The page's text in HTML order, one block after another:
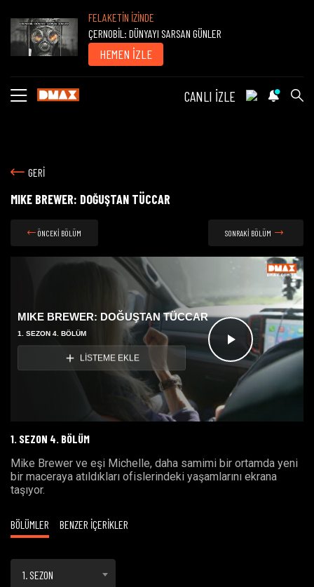
FELAKETİN İZİNDE
ÇERNOBİL: DÜNYAYI SARSAN GÜNLER
HEMEN İZLE
CANLI İZLE
GERİ
MIKE BREWER: DOĞUŞTAN TÜCCAR
ÖNCEKİ BÖLÜM SONRAKİ BÖLÜM
Videoyu
Oynat
MIKE BREWER: DOĞUŞTAN TÜCCAR
1. SEZON 4. BÖLÜM
LİSTEME EKLE
1. SEZON 4. BÖLÜM
Mike Brewer ve eşi Michelle, daha samimi bir ortamda yeni
bir maceraya atıldıkları ofislerindeki yaşamlarını ekrana
taşıyor.
BÖLÜMLER BENZER İÇERİKLER
1. SEZON